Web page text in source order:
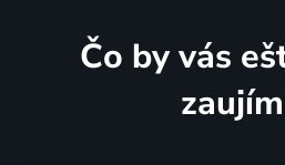
Čo by vás